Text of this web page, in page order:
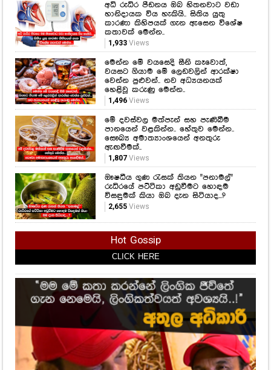
අධි රුධිර පීඩනය ඔබ හිතනවාට වඩා
හානිදායක විය හැකියි.. සිතිය යුතු
කාරණා කිහිපයක් ගැන ඇසෙන විශේෂ
කතාවක් මෙන්න..
1,933Views
මෙන්න මේ වයසෙදි සීනි කෑවොත්,
වයසට ගියාම මේ ලෙඩවලින් ආරක්ෂා
වෙන්න පුළුවන්.. නව අධ්‍යයනයක්
හෙළිවූ කරුණු මෙන්න..
1,496Views
මේ දවස්වල මත්පැන් සහ පැණිබීම
පානයෙන් වළකින්න.. හේතුව මෙන්න..
සෞඛ්‍ය අමාත්‍යාංශයෙන් අනතුරු
ඇඟවීමක්..
1,807Views
ඖෂධීය ගුණ රැසක් තියන "පනාමල්"
රුධිරයේ පට්ටිකා අඩුවීමට හොඳම
විසඳුමක් කියා ඔබ දැන සිටියාද...?
2,655Views
Hot Gossip
CLICK HERE